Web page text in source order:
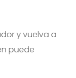
y vuelva a
puede